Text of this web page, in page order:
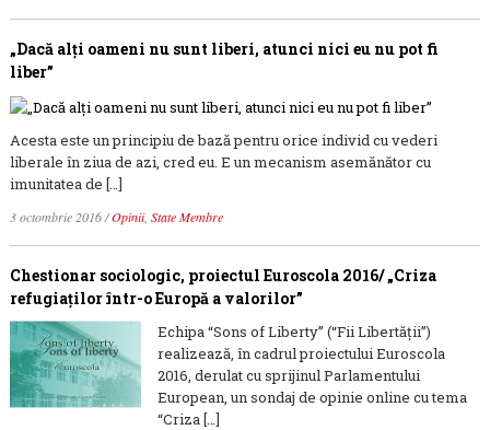
„Dacă alți oameni nu sunt liberi, atunci nici eu nu pot fi
liber”
Acesta este un principiu de bază pentru orice individ cu vederi
liberale în ziua de azi, cred eu. E un mecanism asemănător cu
imunitatea de […]
3 octombrie 2016/Opinii, State Membre
Chestionar sociologic, proiectul Euroscola 2016/ „Criza
refugiaților într-o Europă a valorilor”
Echipa “Sons of Liberty” (“Fii Libertăţii”)
realizează, în cadrul proiectului Euroscola
2016, derulat cu sprijinul Parlamentului
European, un sondaj de opinie online cu tema
“Criza […]